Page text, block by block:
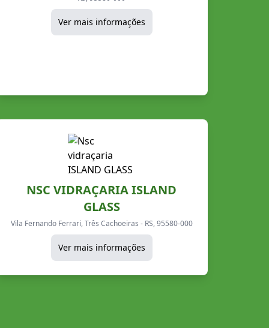
Ver mais informações
NSC VIDRAÇARIA ISLAND
GLASS
Vila Fernando Ferrari, Três Cachoeiras - RS, 95580-000
Ver mais informações